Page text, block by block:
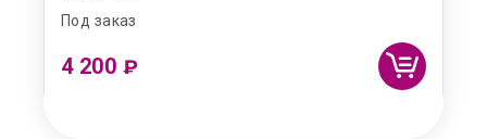
Под заказ
4 200 ₽